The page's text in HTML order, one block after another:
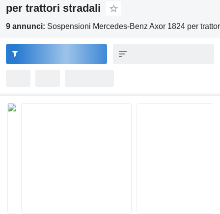
per trattori stradali
9 annunci: Sospensioni Mercedes-Benz Axor 1824 per